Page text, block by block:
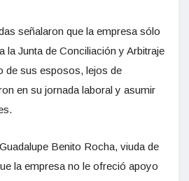
señalaron que la empresa sólo
la Junta de Conciliación y Arbitraje
de sus esposos, lejos de
en su jornada laboral y asumir
Benito Rocha, viuda de
la empresa no le ofreció apoyo